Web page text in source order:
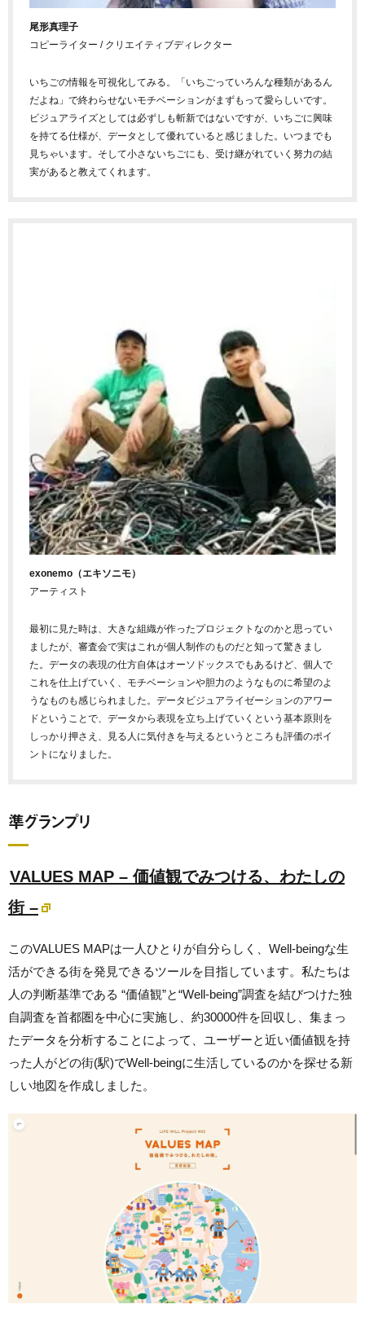
尾形真理子
コピーライター / クリエイティブディレクター
いちごの情報を可視化してみる。「いちごっていろんな種類があるん
だよね」で終わらせないモチベーションがまずもって愛らしいです。
ビジュアライズとしては必ずしも斬新ではないですが、いちごに興味
を持てる仕様が、データとして優れていると感じました。いつまでも
見ちゃいます。そして小さないちごにも、受け継がれていく努力の結
実があると教えてくれます。
exonemo（エキソニモ）
アーティスト
最初に見た時は、大きな組織が作ったプロジェクトなのかと思ってい
ましたが、審査会で実はこれが個人制作のものだと知って驚きまし
た。データの表現の仕方自体はオーソドックスでもあるけど、個人で
これを仕上げていく、モチベーションや胆力のようなものに希望のよ
うなものも感じられました。データビジュアライゼーションのアワー
ドということで、データから表現を立ち上げていくという基本原則を
しっかり押さえ、見る人に気付きを与えるというところも評価のポイ
ントになりました。
準グランプリ
VALUES MAP – 価値観でみつける、わたしの
街 –
このVALUES MAPは一人ひとりが自分らしく、Well-beingな生
活ができる街を発見できるツールを目指しています。私たちは
人の判断基準である “価値観”と“Well-being”調査を結びつけた独
自調査を首都圏を中心に実施し、約30000件を回収し、集まっ
たデータを分析することによって、 ユーザーと近い価値観を持
った人がどの街(駅)でWell-beingに生活しているのかを探せる新
しい地図を作成しました。